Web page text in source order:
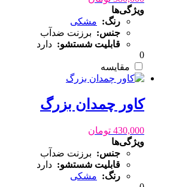
ویژگی‌ها
رنگ: مشکی
جنس: برزنت ضدآب
قابلیت شستشو: دارد
0
مقایسه
کاور چمدان بزرگ
430,000 تومان
ویژگی‌ها
جنس: برزنت ضدآب
قابلیت شستشو: دارد
رنگ: مشکی